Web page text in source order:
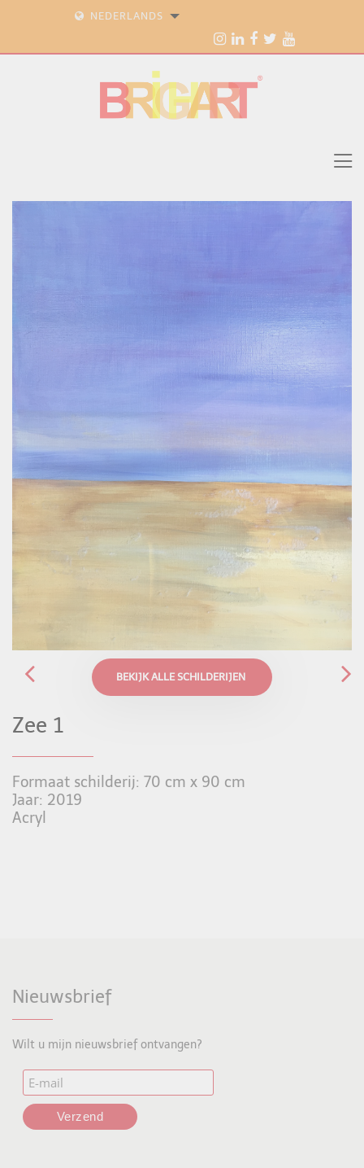
NEDERLANDS
BEKIJK ALLE SCHILDERIJEN
Zee 1
Formaat schilderij: 70 cm x 90 cm
Jaar: 2019
Acryl
Nieuwsbrief
Wilt u mijn nieuwsbrief ontvangen?